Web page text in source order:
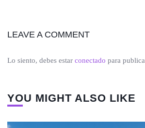
LEAVE A COMMENT
Lo siento, debes estar conectado para
YOU MIGHT ALSO LIKE